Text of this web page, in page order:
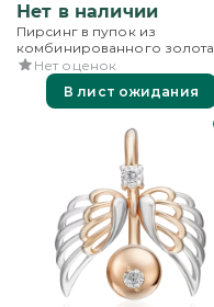
Нет в наличии
Пирсинг в пупок из
комбинированного золота
Нет оценок
В лист ожидания